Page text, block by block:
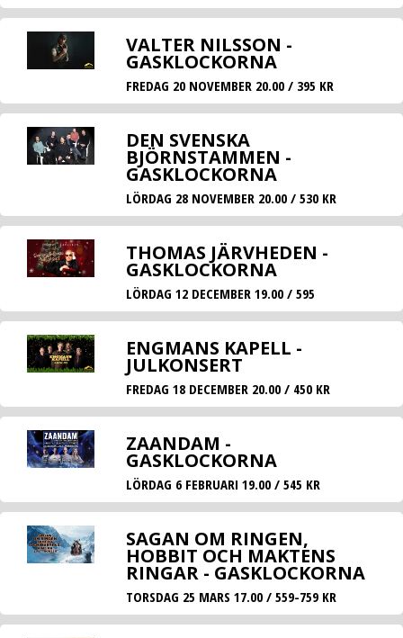
VALTER NILSSON -
GASKLOCKORNA
FREDAG 20 NOVEMBER 20.00 / 395 KR
DEN SVENSKA
BJÖRNSTAMMEN -
GASKLOCKORNA
LÖRDAG 28 NOVEMBER 20.00 / 530 KR
THOMAS JÄRVHEDEN -
GASKLOCKORNA
LÖRDAG 12 DECEMBER 19.00 / 595
ENGMANS KAPELL -
JULKONSERT
FREDAG 18 DECEMBER 20.00 / 450 KR
ZAANDAM -
GASKLOCKORNA
LÖRDAG 6 FEBRUARI 19.00 / 545 KR
SAGAN OM RINGEN,
HOBBIT OCH MAKTENS
RINGAR - GASKLOCKORNA
TORSDAG 25 MARS 17.00 / 559-759 KR